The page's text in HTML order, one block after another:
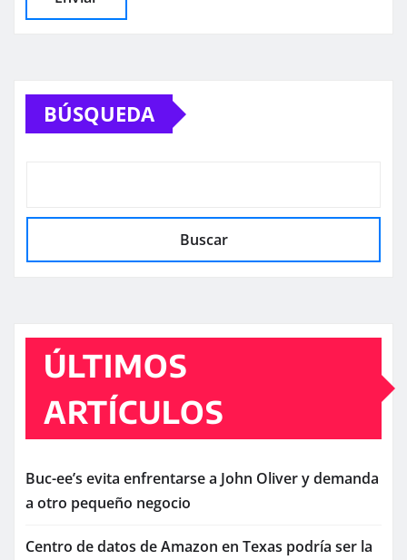
BÚSQUEDA
Buscar
ÚLTIMOS
ARTÍCULOS
Buc-ee’s evita enfrentarse a John Oliver y demanda
a otro pequeño negocio
Centro de datos de Amazon en Texas podría ser la